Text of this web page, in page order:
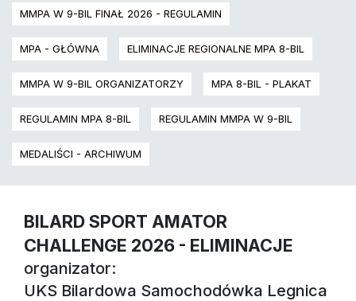
MMPA W 9-BIL FINAŁ 2026 - REGULAMIN
MPA - GŁÓWNA ELIMINACJE REGIONALNE MPA 8-BIL
MMPA W 9-BIL ORGANIZATORZY MPA 8-BIL - PLAKAT
REGULAMIN MPA 8-BIL REGULAMIN MMPA W 9-BIL
MEDALIŚCI - ARCHIWUM
BILARD SPORT AMATOR
CHALLENGE 2026 - ELIMINACJE
organizator:
UKS Bilardowa Samochodówka Legnica